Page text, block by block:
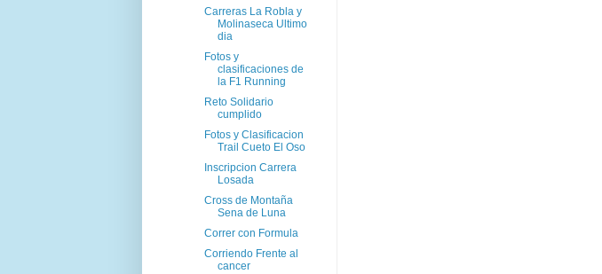
Carreras La Robla y
Molinaseca Ultimo
dia
Fotos y
clasificaciones de
la F1 Running
Reto Solidario
cumplido
Fotos y Clasificacion
Trail Cueto El Oso
Inscripcion Carrera
Losada
Cross de Montaña
Sena de Luna
Correr con Formula
Corriendo Frente al
cancer